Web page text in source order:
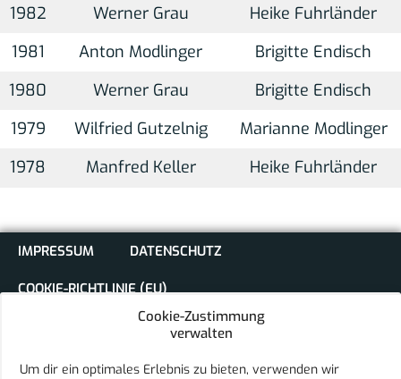
Cookie-Zustimmung
verwalten
Um dir ein optimales Erlebnis zu bieten, verwenden wir
1982
Werner Grau
Heike Fuhrländer
1981
Anton Modlinger
Brigitte Endisch
1980
Werner Grau
Brigitte Endisch
1979
Wilfried Gutzelnig
Marianne Modlinger
1978
Manfred Keller Heike Fuhrländer
IMPRESSUM DATENSCHUTZ
COOKIE-RICHTLINIE (EU)